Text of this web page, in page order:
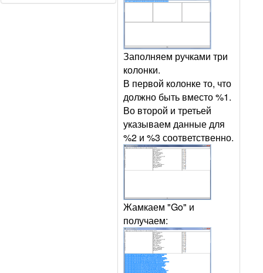
Заполняем ручками три
колонки.
В первой колонке то, что
должно быть вместо %1.
Во второй и третьей
указываем данные для
%2 и %3 соответственно.
Жамкаем "Go" и
получаем: